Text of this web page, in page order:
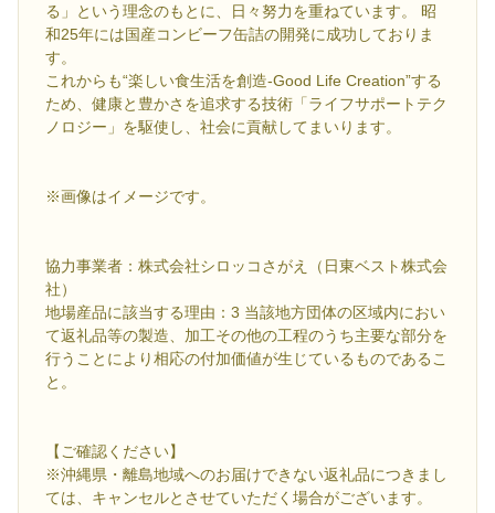
る」という理念のもとに、日々努力を重ねています。 昭
和25年には国産コンビーフ缶詰の開発に成功しておりま
す。
これからも“楽しい食生活を創造-Good Life Creation”する
ため、健康と豊かさを追求する技術「ライフサポートテク
ノロジー」を駆使し、社会に貢献してまいります。
※画像はイメージです。
協力事業者：株式会社シロッコさがえ（日東ベスト株式会
社）
地場産品に該当する理由：3 当該地方団体の区域内におい
て返礼品等の製造、加工その他の工程のうち主要な部分を
行うことにより相応の付加価値が生じているものであるこ
と。
【ご確認ください】
※沖縄県・離島地域へのお届けできない返礼品につきまし
ては、キャンセルとさせていただく場合がございます。